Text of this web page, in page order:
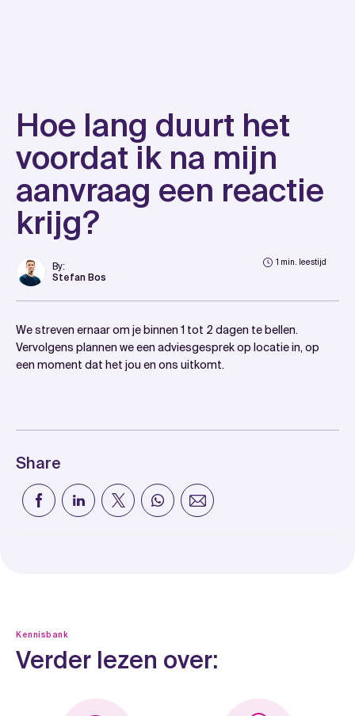
Hoe lang duurt het
voordat ik na mijn
aanvraag een reactie
krijg?
By:
Stefan Bos
1 min. leestijd
We streven ernaar om je binnen 1 tot 2 dagen te bellen.
Vervolgens plannen we een adviesgesprek op locatie in, op
een moment dat het jou en ons uitkomt.
Share
Kennisbank
Verder lezen over: